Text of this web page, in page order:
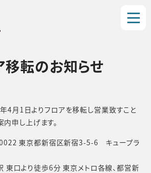
転のお知らせ
4月1日よりフロアを移転し営業致すこと
申し上げます。
東京都新宿区新宿3-5-6 キュープラ
東口より徒歩6分 東京メトロ各線、都営新